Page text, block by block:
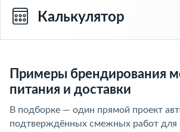
Калькулятор
Примеры брендирования
питания и доставки
В подборке — один прямой проект
подтверждённых смежных работ для